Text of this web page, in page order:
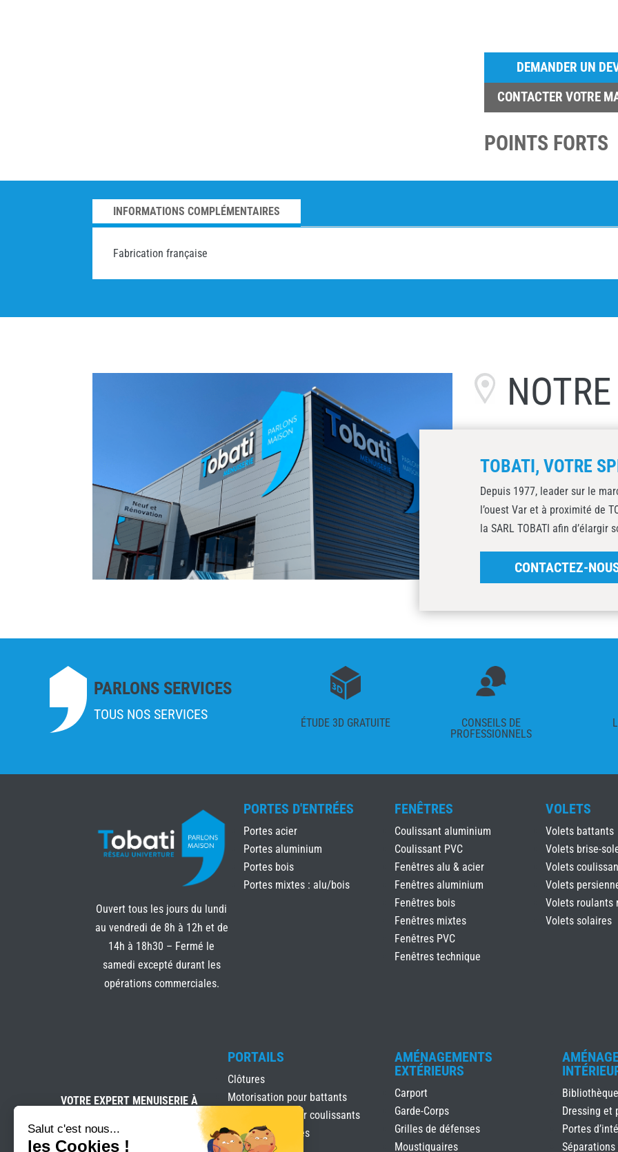
DEMANDER UN
CONTACTER VOTRE
POINTS FORTS
INFORMATIONS COMPLÉMENTAIRES
Fabrication française
NOTRE
TOBATI, VOTRE
Depuis 1977, leader sur le
l’ouest Var et à proximité de
la SARL TOBATI afin d’élargir
CONTACTEZ-
PARLONS SERVICES
TOUS NOS SERVICES
ÉTUDE 3D GRATUITE
CONSEILS DE
PROFESSIONNELS
Ouvert tous les jours du lundi
au vendredi de 8h à 12h et de
14h à 18h30 – Fermé le
samedi excepté durant les
opérations commerciales.
PORTES D'ENTRÉES
Portes acier
Portes aluminium
Portes bois
Portes mixtes : alu/bois
FENÊTRES
Coulissant aluminium
Coulissant PVC
Fenêtres alu & acier
Fenêtres aluminium
Fenêtres bois
Fenêtres mixtes
Fenêtres PVC
Fenêtres technique
VOLETS
Volets battants
Volets brise-
Volets
Volets
Volets roulants
Volets solaires
VOTRE EXPERT MENUISERIE À
PORTAILS
Clôtures
Motorisation pour battants
Motorisation pour coulissants
Portails & clôtures
AMÉNAGEMENTS
EXTÉRIEURS
Carport
Garde-Corps
Grilles de défenses
Moustiquaires
Dressing et
Portes
Salut c'est nous...
les Cookies !